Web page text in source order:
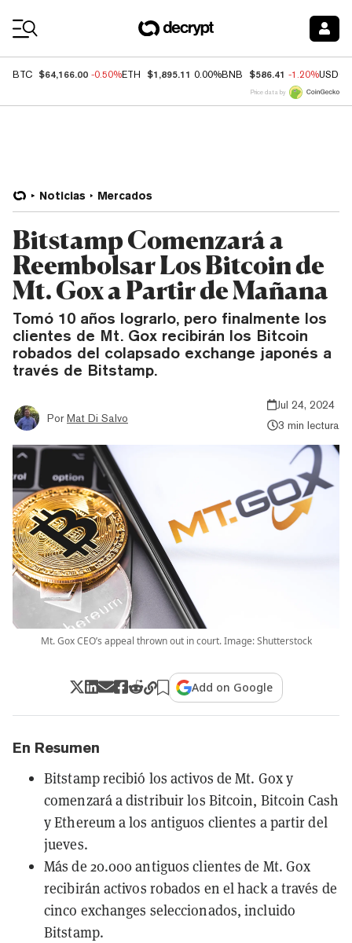
BTC $64,166.00 -0.50%ETH $1,895.11 0.00%BNB $586.41 -1.20%USDC
Price data by
Noticias Mercados
Bitstamp Comenzará a
Reembolsar Los Bitcoin de
Mt. Gox a Partir de Mañana
Tomó 10 años lograrlo, pero finalmente los
clientes de Mt. Gox recibirán los Bitcoin
robados del colapsado exchange japonés a
través de Bitstamp.
Por Mat Di Salvo
Jul 24, 2024
3 min lectura
Mt. Gox CEO’s appeal thrown out in court. Image: Shutterstock
Add on Google
En Resumen
Bitstamp recibió los activos de Mt. Gox y
comenzará a distribuir los Bitcoin, Bitcoin Cash
y Ethereum a los antiguos clientes a partir del
jueves.
Más de 20.000 antiguos clientes de Mt. Gox
recibirán activos robados en el hack a través de
cinco exchanges seleccionados, incluido
Bitstamp.